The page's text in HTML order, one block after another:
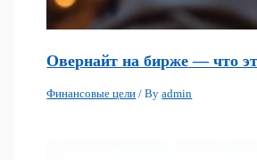
Овернайт на бирже — что
Финансовые цели / Byadmin